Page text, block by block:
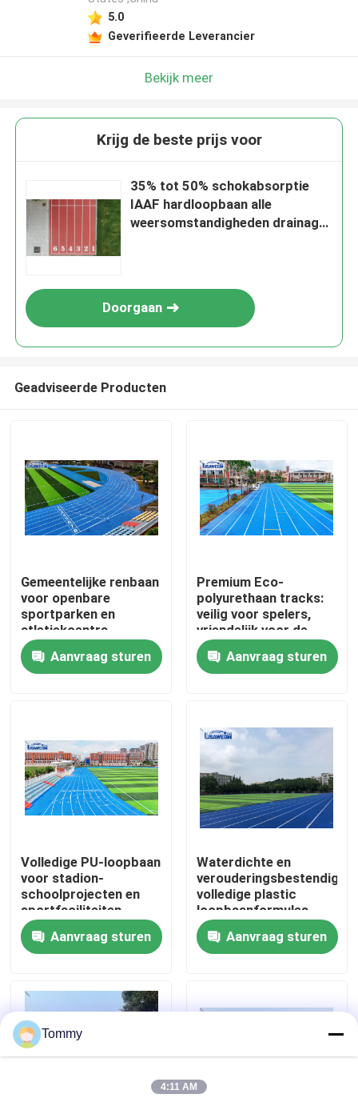
Huis
Video's
Over Ons
Kwaliteitscontrole
Neem contact met ons op
Nieuws
Gevallen
5.0
Geverifieerde Leverancier
Bekijk meer
Krijg de beste prijs voor
35% tot 50% schokabsorptie
IAAF hardloopbaan alle
weersomstandigheden drainage
Doorgaan
Geadviseerde Producten
Gemeentelijke renbaan
voor openbare
sportparken en
atletiekcentra
Aanvraag sturen
Premium Eco-
polyurethaan tracks:
veilig voor spelers,
vriendelijk voor de
aarde
Aanvraag sturen
Volledige PU-loopbaan
voor stadion-
schoolprojecten en
sportfaciliteiten
Aanvraag sturen
Waterdichte en
verouderingsbestendige
volledige plastic
loopbaanformules
Aanvraag sturen
Tommy
4:11 AM